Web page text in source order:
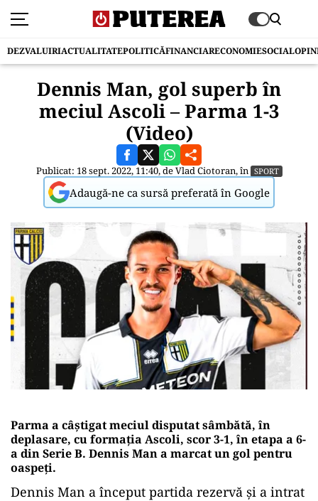
DEZVALUIRIACTUALITATEPOLITICĂFINANCIARECONOMIESOCIAL
Dennis Man, gol superb în
meciul Ascoli – Parma 1-3
(Video)
Publicat: 18 sept. 2022, 11:40, deVlad Ciotoran, în SPORT
Adaugă-ne ca sursă preferată în Google
Parma a câștigat meciul disputat sâmbătă, în
deplasare, cu formaţia Ascoli, scor 3-1, în etapa a 6-
a din Serie B. Dennis Man a marcat un gol pentru
oaspeți.
Dennis Man a început partida rezervă și a intrat